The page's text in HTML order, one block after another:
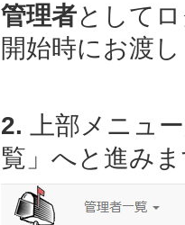
管理者として
開始時にお渡
2. 上部メニュ
覧」へと進み